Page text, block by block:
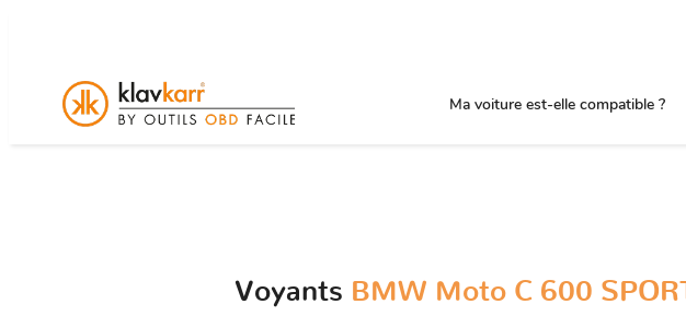
Ma voiture est-elle compatible ?
Voyants BMW Moto C 600